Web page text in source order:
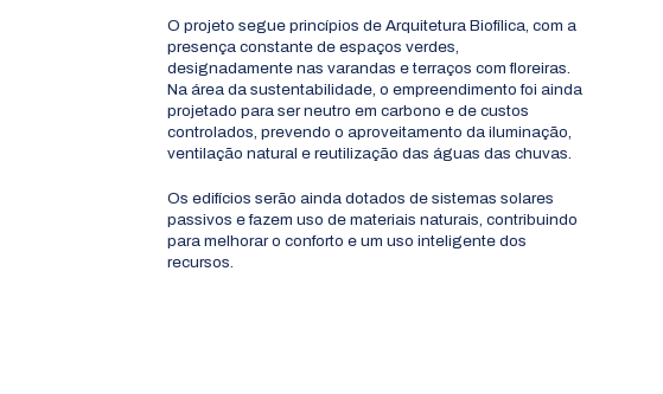
O projeto segue princípios de Arquitetura Biofílica, com a
presença constante de espaços verdes,
designadamente nas varandas e terraços com floreiras.
Na área da sustentabilidade, o empreendimento foi ainda
projetado para ser neutro em carbono e de custos
controlados, prevendo o aproveitamento da iluminação,
ventilação natural e reutilização das águas das chuvas.
Os edifícios serão ainda dotados de sistemas solares
passivos e fazem uso de materiais naturais, contribuindo
para melhorar o conforto e um uso inteligente dos
recursos.